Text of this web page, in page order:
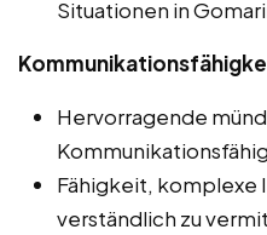
Situationen in
Hervorragende
Fähigkeit, komplexe
verständlich zu